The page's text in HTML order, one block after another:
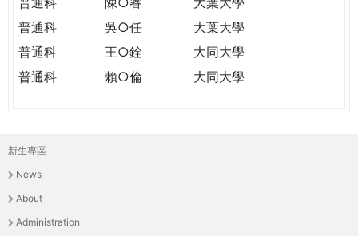
普通科
吳○任
大葉大學
普通科
王○銓
大同大學
普通科
賴○倫 大同大學
主
選
單
新生專區
News
About
Administration